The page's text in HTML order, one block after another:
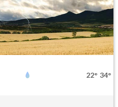
22° 34°